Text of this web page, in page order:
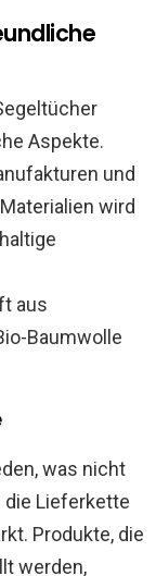
Aspekte.
und
wird
aus
Baumwolle
was nicht
die Lieferkette
Produkte, die
werden,